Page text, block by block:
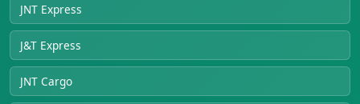
JNT Express
J&T Express
JNT Cargo